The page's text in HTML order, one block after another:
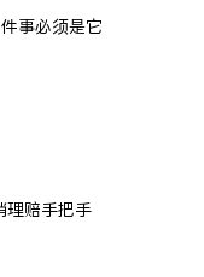
事必须是它
理赔手把手